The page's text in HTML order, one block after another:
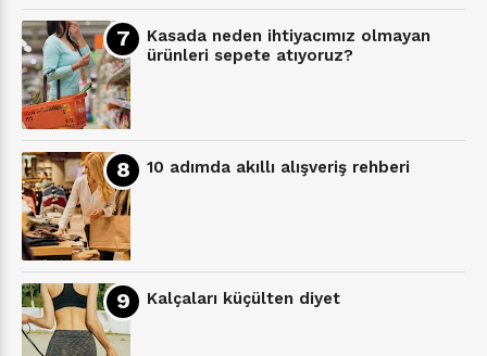
Kasada neden ihtiyacımız olmayan
ürünleri sepete atıyoruz?
10 adımda akıllı alışveriş rehberi
Kalçaları küçülten diyet